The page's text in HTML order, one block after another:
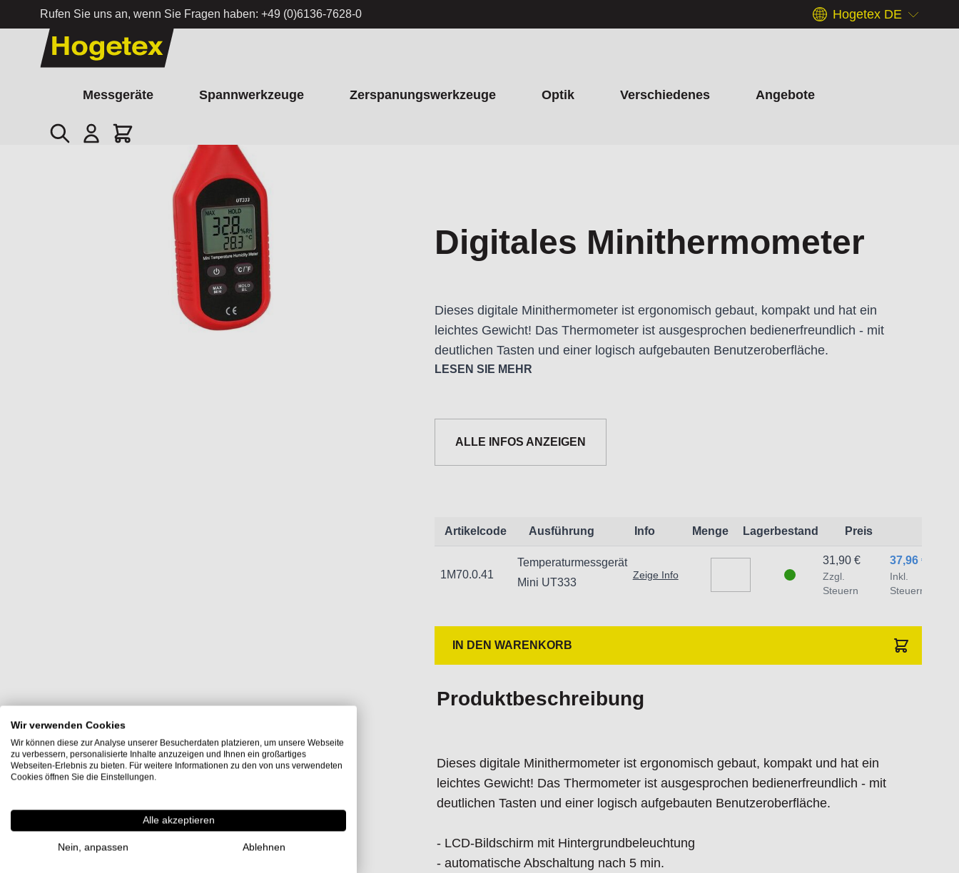
Rufen Sie uns an, wenn Sie Fragen haben: +49 (0)6136-7628-0 Hogetex DE
Zum Inhalt springen
Messgeräte Spannwerkzeuge Zerspanungswerkzeuge Optik Verschiedenes Angebote
Suche Cart
Digitales Minithermometer
Digitales Minithermometer
Dieses digitale Minithermometer ist ergonomisch gebaut, kompakt und hat ein
leichtes Gewicht! Das Thermometer ist ausgesprochen bedienerfreundlich - mit
deutlichen Tasten und einer logisch aufgebauten Benutzeroberfläche.
- Stromversorgung 3x 1.5V AAA-Batterien
- Messgeschwindigkeit: 1s
Luftfeuchtigkeit 0~99 % RH 0,1 % RH ± 5 % RH (0 ~ 99 % RH)
-10 ~ 60°
Funktionen:
MAX/MIN
MAX/MIN
Messwertspeicher HOLD
LESEN SIE MEHR
ALLE INFOS ANZEIGEN
Artikelcode Ausführung Info Menge Lagerbestand Preis
1M70.0.41
Temperaturmessgerät
Mini UT333
Zeige Info
37,96 €
Inkl.
Steuern
31,90 €
Zzgl.
Steuern
IN DEN WARENKORB
Produktbeschreibung
Dieses digitale Minithermometer ist ergonomisch gebaut, kompakt und hat ein
leichtes Gewicht! Das Thermometer ist ausgesprochen bedienerfreundlich - mit
deutlichen Tasten und einer logisch aufgebauten Benutzeroberfläche.
- LCD-Bildschirm mit Hintergrundbeleuchtung
- automatische Abschaltung nach 5 min.
Wir verwenden Cookies
Wir können diese zur Analyse unserer Besucherdaten platzieren, um unsere Webseite
zu verbessern, personalisierte Inhalte anzuzeigen und Ihnen ein großartiges
Webseiten-Erlebnis zu bieten. Für weitere Informationen zu den von uns verwendeten
Cookies öffnen Sie die Einstellungen.
Alle akzeptieren
Nein, anpassen Ablehnen